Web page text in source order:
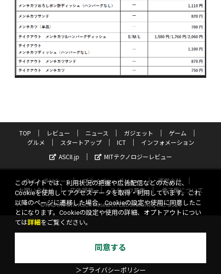
TOP レビュー ニュース ガジェット
ゲーム
グルメ
スタートアップ ICT
インフォメーション
ASCII.jp
MITテクノロジーレビュー
サイトポリシー プライバシーポリシー
運営会社
お問い合わせ
広告掲載 スタッフ募集
電子版について
©KADOKAWA ASCII Research Laboratories, Inc. 2026
このサイトでは、利用状況の把握や広告配信などのために、
Cookieを使用してアクセスデータを取得・利用しています。これ
以降のページに遷移した場合、Cookieの設定や使用に同意したこ
とになります。Cookieの設定や使用の詳細、オプトアウトについ
ては詳細 をご覧ください。
同意する
＞プライバシーポリシー